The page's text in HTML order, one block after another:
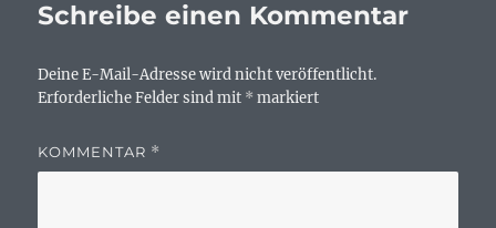
Schreibe einen Kommentar
Deine E-Mail-Adresse wird nicht veröffentlicht.
Erforderliche Felder sind mit * markiert
KOMMENTAR *